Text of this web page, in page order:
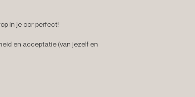
in je oor perfect!
en acceptatie (van jezelf en